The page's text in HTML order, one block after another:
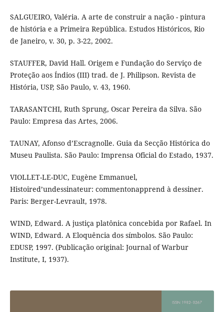
SALGUEIRO, Valéria. A arte de construir a nação - pintura
de história e a Primeira República. Estudos Históricos, Rio
de Janeiro, v. 30, p. 3-22, 2002.
STAUFFER, David Hall. Origem e Fundação do Serviço de
Proteção aos Índios (III) trad. de J. Philipson. Revista de
História, USP, São Paulo, v. 43, 1960.
TARASANTCHI, Ruth Sprung, Oscar Pereira da Silva. São
Paulo: Empresa das Artes, 2006.
TAUNAY, Afonso d’Escragnolle. Guia da Secção Histórica do
Museu Paulista. São Paulo: Imprensa Oficial do Estado, 1937.
VIOLLET-LE-DUC, Eugène Emmanuel,
Histoired’undessinateur: commentonapprend à dessiner.
Paris: Berger-Levrault, 1978.
WIND, Edward. A justiça platônica concebida por Rafael. In
WIND, Edward. A Eloquência dos símbolos. São Paulo:
EDUSP, 1997. (Publicação original: Journal of Warbur
Institute, I, 1937).